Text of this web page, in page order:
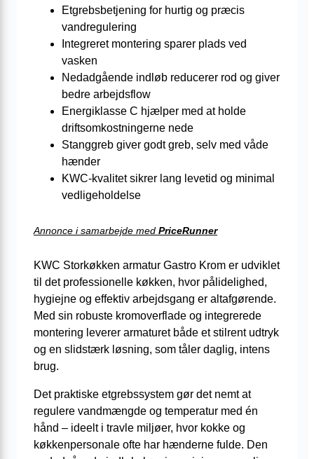
Etgrebsbetjening for hurtig og præcis
vandregulering
Integreret montering sparer plads ved
vasken
Nedadgående indløb reducerer rod og giver
bedre arbejdsflow
Energiklasse C hjælper med at holde
driftsomkostningerne nede
Stanggreb giver godt greb, selv med våde
hænder
KWC-kvalitet sikrer lang levetid og minimal
vedligeholdelse
Annonce i samarbejde med PriceRunner
KWC Storkøkken armatur Gastro Krom er udviklet
til det professionelle køkken, hvor pålidelighed,
hygiejne og effektiv arbejdsgang er altafgørende.
Med sin robuste kromoverflade og integrerede
montering leverer armaturet både et stilrent udtryk
og en slidstærk løsning, som tåler daglig, intens
brug.
Det praktiske etgrebssystem gør det nemt at
regulere vandmængde og temperatur med én
hånd – ideelt i travle miljøer, hvor kokke og
køkkenpersonale ofte har hænderne fulde. Den